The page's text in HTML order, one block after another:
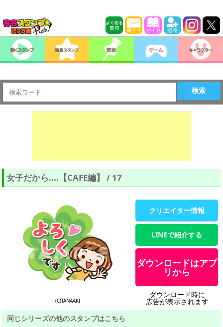
検索
女子だから‥‥【CAFE編】 / 17
(C)TANAAKI
クリエイター情報
LINEで紹介する
ダウンロードはアプ
リから
ダウンロード時に
広告が表示されます
同じシリーズの他のスタンプはこちら